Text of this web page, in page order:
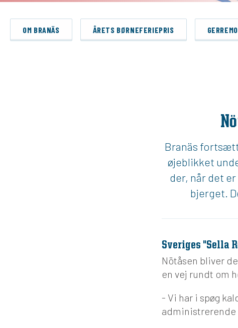
OM BRANÄS ÅRETS BØRNEFERIEPRIS
Branäs
øjeblikket
der, når det
bjerget.
Sveriges "Sella
Nötåsen bliver
en vej rundt om
- Vi har i spøg
administrerende